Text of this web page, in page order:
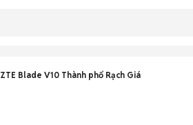
ZTE Blade V10 Thành phố Rạch Giá